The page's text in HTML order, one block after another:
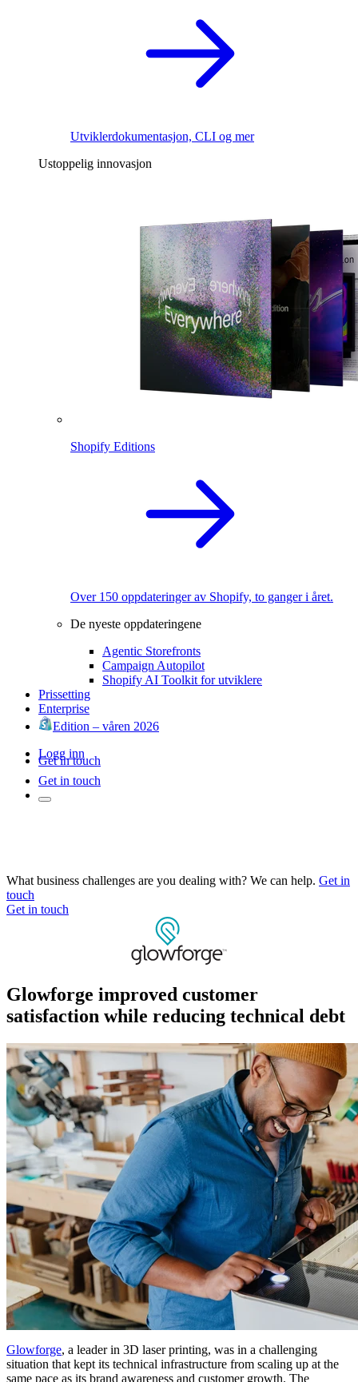
Utviklerdokumentasjon, CLI og mer
Ustoppelig innovasjon
Shopify Editions
Over 150 oppdateringer av Shopify, to ganger i året.
De nyeste oppdateringene
Agentic Storefronts
Campaign Autopilot
Shopify AI Toolkit for utviklere
Prissetting
Enterprise
Edition – våren 2026
Logg inn
Get in touch
Get in touch
What business challenges are you dealing with? We can help. Get in
touch
Get in touch
Glowforge improved customer
satisfaction while reducing technical debt
Glowforge, a leader in 3D laser printing, was in a challenging
situation that kept its technical infrastructure from scaling up at the
same pace as its brand awareness and customer growth. The